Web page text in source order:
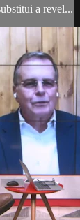
a revel...